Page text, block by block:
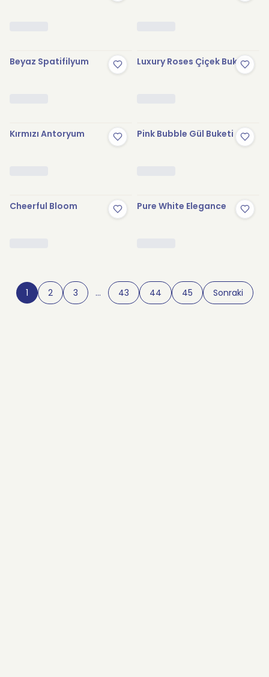
Beyaz Spatifilyum Luxury Roses Çiçek Buketi
Kırmızı Antoryum Pink Bubble Gül Buketi
Cheerful Bloom Pure White Elegance
1 2 3 … 43 44 45 Sonraki